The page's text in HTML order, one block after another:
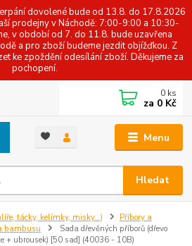
dovolené bude od 13.8. do 17.8.2026
prodejny v Náchodě: 7:00-9:00 a 10:30-
v období od 7. do 11.8. bude uzavřena
a pro zboží budeme jezdit objížďkou. Z
ke zpoždění odesílání zboží. Děkujeme za
pochopení.
Menu
Hledat
0 ks
za 0 Kč
tácky, kelímky, misky...)
Příbory a
bambusu
Sada dřevěných příborů (dřevo
+ ubrousek) [50 sad] (40036 - 10B)